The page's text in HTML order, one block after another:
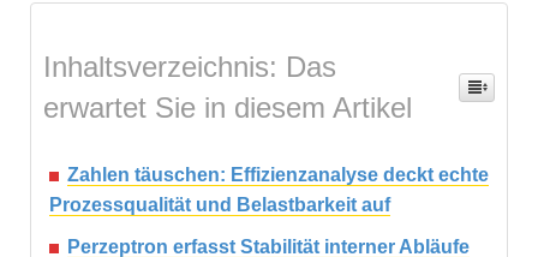
Inhaltsverzeichnis: Das
erwartet Sie in diesem Artikel
Zahlen täuschen: Effizienzanalyse deckt echte
Prozessqualität und Belastbarkeit auf
Perzeptron erfasst Stabilität interner Abläufe